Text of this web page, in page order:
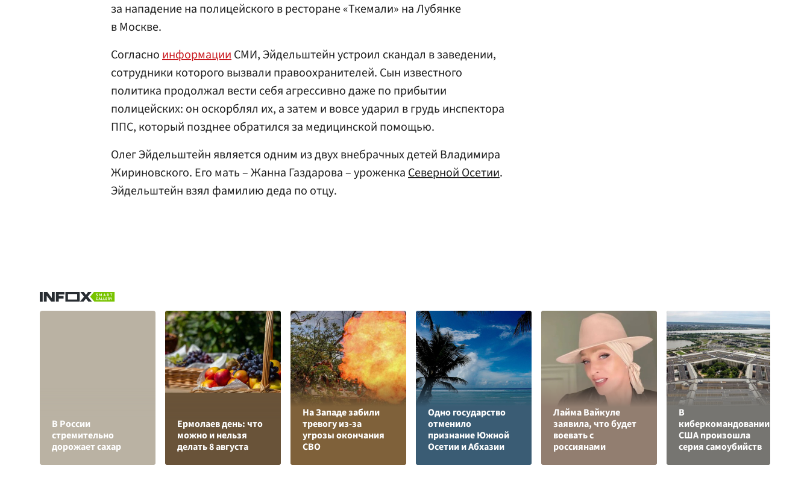
за нападение на полицейского в ресторане «Ткемали» на Лубянке
в Москве.
СогласноинформацииСМИ, Эйдельштейн устроил скандал в заведении,
сотрудники которого вызвали правоохранителей. Сын известного
политика продолжал вести себя агрессивно даже по прибытии
полицейских: он оскорблял их, а затем и вовсе ударил в грудь инспектора
ППС, который позднее обратился за медицинской помощью.
Олег Эйдельштейн является одним из двух внебрачных детей Владимира
Жириновского. Его мать – Жанна Газдарова – уроженкаСеверной Осетии.
Эйдельштейн взял фамилию деда по отцу.
В России
стремительно
дорожает сахар
Ермолаев день: что
можно и нельзя
делать 8 августа
На Западе забили
тревогу из-за
угрозы окончания
СВО
Одно государство
отменило
признание Южной
Осетии и Абхазии
Лайма Вайкуле
заявила, что будет
воевать с
россиянами
В
киберкомандовании
США произошла
серия самоубийств